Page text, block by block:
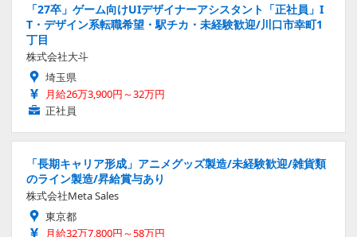
「27卒」ゲーム向けUIデザイナーアシスタント「正社員」I
T・デザイン系転職希望・駅チカ・未経験歓迎/川口市幸町1
丁目
株式会社大斗
埼玉県
月給26万3,900円～32万円
正社員
「長期キャリア形成」アニメグッズ製造/未経験歓迎/雑貨類
のライン製造/昇給賞与あり
株式会社Meta Sales
東京都
月給32万7,800円～58万円